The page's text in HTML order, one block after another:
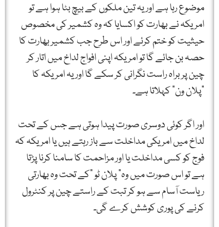
موضوع رہا ہے اور یہ تین ملکوں کے بیچ بٹا ہوا ہے تو
امریکہ نے بھارت کو اکسایا کہ وہ کشمیر کی مخصوص
حیثیت کو ختم کرئے اور اس طرح جب کشمیر بھارت کا
حصہ بن جائے گا تو امریکہ اپنی افواج لداخ میں اتار کر
چین پر براہ راست نگرانی کر سکے گا اور یہ امریکہ کا
“پلان ون” کہلاتا ہے۔
اور اگر کوئی دوسری صورت پیدا ہوتی ہے جس کے تحت
لداخ میں امریکی مداخلت سے باز رہتے ہیں یا امریکہ کہ
فوج کو کسی مداخلت یا اور مزاحمت کا سامنا کرنا پڑتا
ہے تو اس صورت میں وہ” پلان ٹو “کے تحت وہ بھارتی
ریاست آسام سے ہو کر تبت کے راستے چین پر کنٹرول
کرنے کی پوری کوشش کرے گی۔